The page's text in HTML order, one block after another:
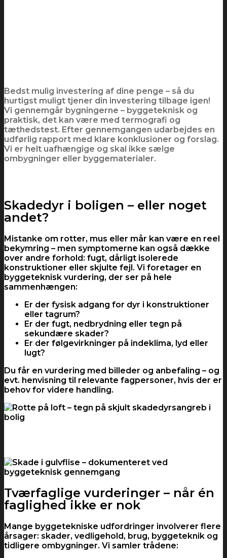
Bedst mulig investering af dine penge – så du
hurtigst muligt tjener din investering tilbage igen!
Vi gennemgår bygningerne – byggeteknisk og
praktisk, det kan være med termografi og
tæthedstest. Efter gennemgangen udarbejdes en
udførlig rapport med klare konklusioner og forslag.
Vi er helt uafhængige og skal ikke sælge
ombygninger eller byggematerialer.
Skadedyr i boligen – eller noget
andet?
Mistanke om rotter, mus eller mår kan være en reel
bekymring – men symptomerne kan også dække
over andre forhold: fugt, dårligt isolerede
konstruktioner eller skjulte fejl. Vi foretager en
byggeteknisk vurdering, der ser på hele
sammenhængen:
Er der fysisk adgang for dyr i konstruktioner
eller tagrum?
Er der fugt, nedbrydning eller tegn på
sekundære skader?
Er der følgevirkninger på indeklima, lyd eller
lugt?
Du får en vurdering med billeder og anbefaling – og
evt. henvisning til relevante fagpersoner, hvis der er
behov for videre handling.
Tværfaglige vurderinger – når én
faglighed ikke er nok
Mange byggetekniske udfordringer involverer flere
årsager: skader, vedligehold, brug, byggeteknik og
tidligere ombygninger. Vi samler trådene: